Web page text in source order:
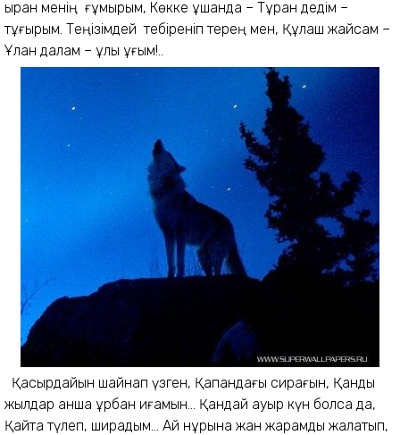
қыран менiң ғұмырым, Көкке ұшқанда – Тұран дедiм –
тұғырым. Теңiзiмдей тебiренiп терең мен, Құлаш жайсам –
Ұлан далам – ұлы ұғым!..
Қасқырдайын шайнап үзген, Қақпандағы сирағын, Қанды
жылдар қанша құрбан қиғамын... Қандай ауыр күн болса да,
Қайта түлеп, ширадым... Ай нұрына жан жарамды жалатып,